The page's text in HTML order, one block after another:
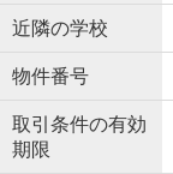
近隣の学校
物件番号
取引条件の有効
期限